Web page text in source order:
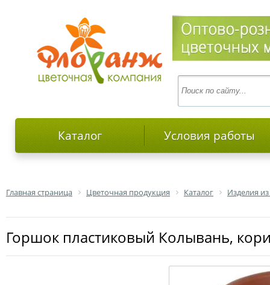
Каталог Условия работы
Главная страница Цветочная продукция Каталог Изделия
Горшок пластиковый Колывань,